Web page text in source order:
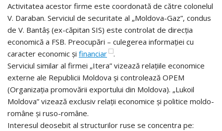
Activitatea acestor firme este coordonată de către colonelul
V. Daraban. Serviciul de securitate al „Moldova-Gaz”, condus
de V. Bantâș (ex-căpitan SIS) este controlat de direcția
economică a FSB. Preocupări – culegerea informației cu
caracter economic și financiar
.
Serviciul similar al firmei „Itera” vizează relațiile economice
externe ale Republicii Moldova și controlează OPEM
(Organizația promovării exportului din Moldova). „Lukoil
Moldova” vizează exclusiv relații economice și politice moldo-
române și ruso-române.
Interesul deosebit al structurilor ruse se concentra pe: